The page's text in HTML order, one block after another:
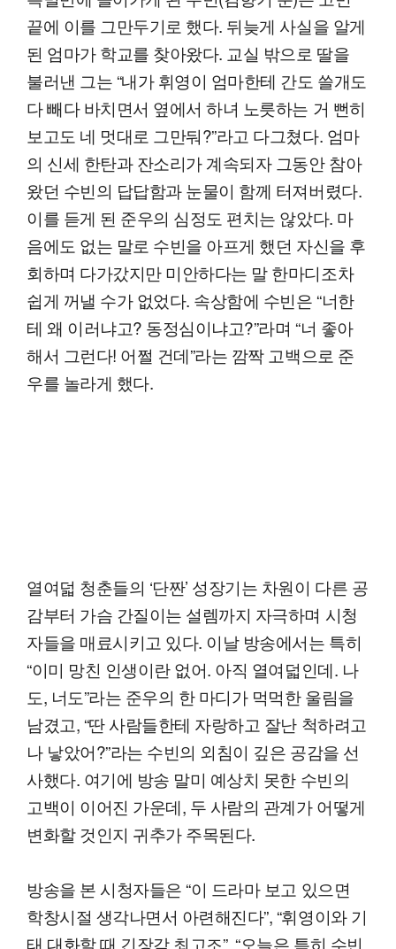
끝에 이를 그만두기로 했다. 뒤늦게 사실을 알게
된 엄마가 학교를 찾아왔다. 교실 밖으로 딸을
불러낸 그는 “내가 휘영이 엄마한테 간도 쓸개도
다 빼다 바치면서 옆에서 하녀 노릇하는 거 뻔히
보고도 네 멋대로 그만둬?”라고 다그쳤다. 엄마
의 신세 한탄과 잔소리가 계속되자 그동안 참아
왔던 수빈의 답답함과 눈물이 함께 터져버렸다.
이를 듣게 된 준우의 심정도 편치는 않았다. 마
음에도 없는 말로 수빈을 아프게 했던 자신을 후
회하며 다가갔지만 미안하다는 말 한마디조차
쉽게 꺼낼 수가 없었다. 속상함에 수빈은 “너한
테 왜 이러냐고? 동정심이냐고?”라며 “너 좋아
해서 그런다! 어쩔 건데”라는 깜짝 고백으로 준
우를 놀라게 했다.
열여덟 청춘들의 ‘단짠’ 성장기는 차원이 다른 공
감부터 가슴 간질이는 설렘까지 자극하며 시청
자들을 매료시키고 있다. 이날 방송에서는 특히
“이미 망친 인생이란 없어. 아직 열여덟인데. 나
도, 너도”라는 준우의 한 마디가 먹먹한 울림을
남겼고, “딴 사람들한테 자랑하고 잘난 척하려고
나 낳았어?”라는 수빈의 외침이 깊은 공감을 선
사했다. 여기에 방송 말미 예상치 못한 수빈의
고백이 이어진 가운데, 두 사람의 관계가 어떻게
변화할 것인지 귀추가 주목된다.
방송을 본 시청자들은 “이 드라마 보고 있으면
학창시절 생각나면서 아련해진다”, “휘영이와 기
태 대화할 때 긴장감 최고조”, “오늘은 특히 수빈